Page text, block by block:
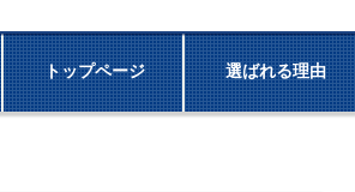
トップページ 選ばれる理由